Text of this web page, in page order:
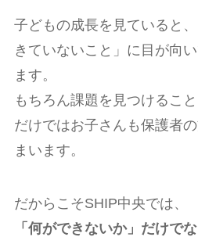
子どもの成長を見ていると
きていないこと」に目が向
ます。
もちろん課題を見つけるこ
だけではお子さんも保護者
まいます。
だからこそSHIP中央では、
「何ができないか」だけで